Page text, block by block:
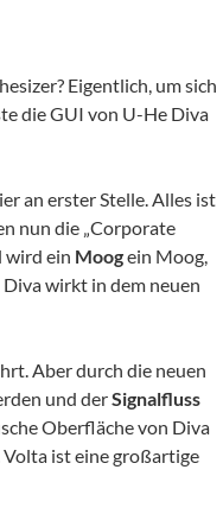
Eigentlich, um sich
die GUI von U-He Diva
an erster Stelle. Alles ist
nun die „Corporate
wird ein Moogein Moog,
wirkt in dem neuen
Aber durch die neuen
und derSignalfluss
Oberfläche von Diva
Volta ist eine großartige